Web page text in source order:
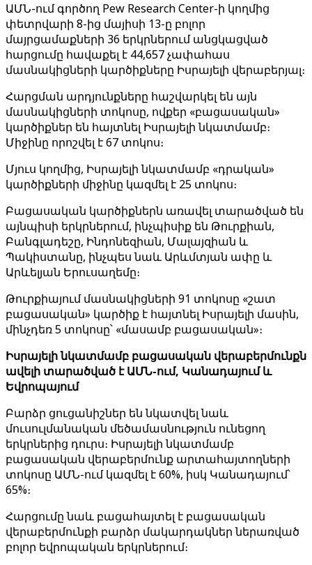
ԱՄՆ-ում գործող Pew Research Center-ի կողմից
փետրվարի 8-ից մայիսի 13-ը բոլոր
մայրցամաքների 36 երկրներում անցկացված
հարցումը հավաքել է 44,657 չափահաս
մասնակիցների կարծիքները Իսրայելի վերաբերյալ։
Հարցման արդյունքները հաշվարկել են այն
մասնակիցների տոկոսը, ովքեր «բացասական»
կարծիքներ են հայտնել Իսրայելի նկատմամբ։
Միջինը որոշվել է 67 տոկոս։
Մյուս կողմից, Իսրայելի նկատմամբ «դրական»
կարծիքների միջինը կազմել է 25 տոկոս։
Բացասական կարծիքներն առավել տարածված են
այնպիսի երկրներում, ինչպիսիք են Թուրքիան,
Բանգլադեշը, Ինդոնեզիան, Մալայզիան և
Պակիստանը, ինչպես նաև Արևմտյան ափը և
Արևելյան Երուսաղեմը։
Թուրքիայում մասնակիցների 91 տոկոսը «շատ
բացասական» կարծիք է հայտնել Իսրայելի մասին,
մինչդեռ 5 տոկոսը՝ «մասամբ բացասական»։
Իսրայելի նկատմամբ բացասական վերաբերմունքն
ավելի տարածված է ԱՄՆ-ում, Կանադայում և
Եվրոպայում
Բարձր ցուցանիշներ են նկատվել նաև
մուսուլմանական մեծամասնություն ունեցող
երկրներից դուրս։ Իսրայելի նկատմամբ
բացասական վերաբերմունք արտահայտողների
տոկոսը ԱՄՆ-ում կազմել է 60%, իսկ Կանադայում՝
65%։
Հարցումը նաև բացահայտել է բացասական
վերաբերմունքի բարձր մակարդակներ ներառված
բոլոր եվրոպական երկրներում։